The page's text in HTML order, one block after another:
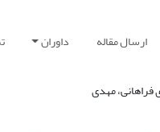
ارسال مقاله داوران
فراهانی، مهدی